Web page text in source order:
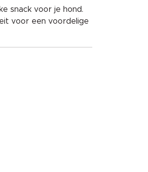
snack voor je hond.
voor een voordelige